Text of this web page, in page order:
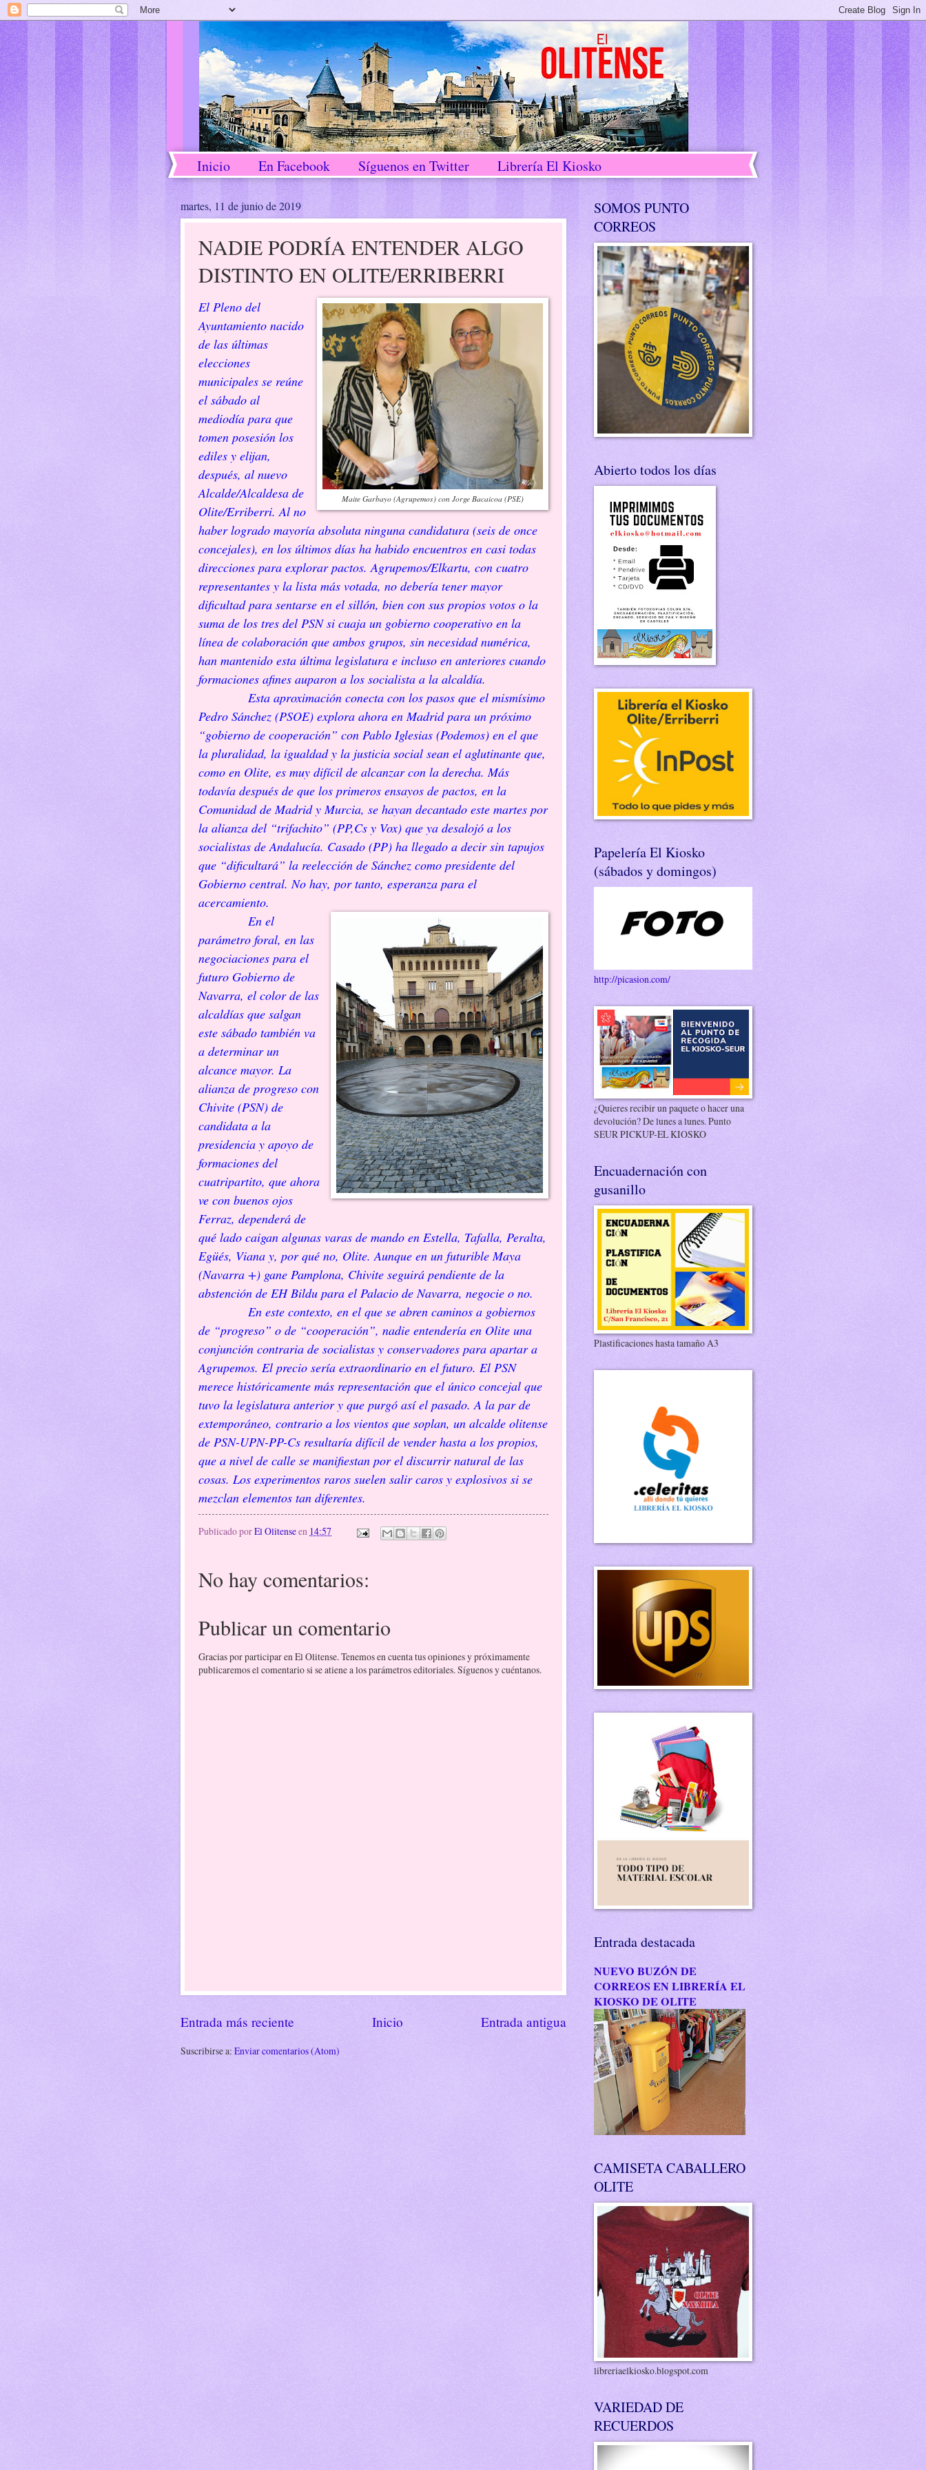
Inicio En Facebook Síguenos en Twitter Librería El Kiosko
martes, 11 de junio de 2019
NADIE PODRÍA ENTENDER ALGO
DISTINTO EN OLITE/ERRIBERRI
Maite Garbayo (Agrupemos) con Jorge Bacaicoa (PSE)
El Pleno del
Ayuntamiento nacido
de las últimas
elecciones
municipales se reúne
el sábado al
mediodía para que
tomen posesión los
ediles y elijan,
después, al nuevo
Alcalde/Alcaldesa de
Olite/Erriberri. Al no
haber logrado mayoría absoluta ninguna candidatura (seis de once
concejales), en los últimos días ha habido encuentros en casi todas
direcciones para explorar pactos. Agrupemos/Elkartu, con cuatro
representantes y la lista más votada, no debería tener mayor
dificultad para sentarse en el sillón, bien con sus propios votos o la
suma de los tres del PSN si cuaja un gobierno cooperativo en la
línea de colaboración que ambos grupos, sin necesidad numérica,
han mantenido esta última legislatura e incluso en anteriores cuando
formaciones afines auparon a los socialista a la alcaldía.
Esta aproximación conecta con los pasos que el mismísimo
Pedro Sánchez (PSOE) explora ahora en Madrid para un próximo
“gobierno de cooperación” con Pablo Iglesias (Podemos) en el que
la pluralidad, la igualdad y la justicia social sean el aglutinante que,
como en Olite, es muy difícil de alcanzar con la derecha. Más
todavía después de que los primeros ensayos de pactos, en la
Comunidad de Madrid y Murcia, se hayan decantado este martes por
la alianza del “trifachito” (PP,Cs y Vox) que ya desalojó a los
socialistas de Andalucía. Casado (PP) ha llegado a decir sin tapujos
que “dificultará” la reelección de Sánchez como presidente del
Gobierno central. No hay, por tanto, esperanza para el
acercamiento.
En el
parámetro foral, en las
negociaciones para el
futuro Gobierno de
Navarra, el color de las
alcaldías que salgan
este sábado también va
a determinar un
alcance mayor. La
alianza de progreso con
Chivite (PSN) de
candidata a la
presidencia y apoyo de
formaciones del
cuatripartito, que ahora
ve con buenos ojos
Ferraz, dependerá de
qué lado caigan algunas varas de mando en Estella, Tafalla, Peralta,
Egüés, Viana y, por qué no, Olite. Aunque en un futurible Maya
(Navarra +) gane Pamplona, Chivite seguirá pendiente de la
abstención de EH Bildu para el Palacio de Navarra, negocie o no.
En este contexto, en el que se abren caminos a gobiernos
de “progreso” o de “cooperación”, nadie entendería en Olite una
conjunción contraria de socialistas y conservadores para apartar a
Agrupemos. El precio sería extraordinario en el futuro. El PSN
merece históricamente más representación que el único concejal que
tuvo la legislatura anterior y que purgó así el pasado. A la par de
extemporáneo, contrario a los vientos que soplan, un alcalde olitense
de PSN-UPN-PP-Cs resultaría difícil de vender hasta a los propios,
que a nivel de calle se manifiestan por el discurrir natural de las
cosas. Los experimentos raros suelen salir caros y explosivos si se
mezclan elementos tan diferentes.
Publicado porEl Olitenseen 14:57
No hay comentarios:
Publicar un comentario
Gracias por participar en El Olitense. Tenemos en cuenta tus opiniones y próximamente
publicaremos el comentario si se atiene a los parámetros editoriales. Síguenos y cuéntanos.
Entrada más reciente Entrada antigua
Inicio
Suscribirse a: Enviar comentarios (Atom)
SOMOS PUNTO
CORREOS
Abierto todos los días
Papelería El Kiosko
(sábados y domingos)
http://picasion.com/
¿Quieres recibir un paquete o hacer una
devolución? De lunes a lunes. Punto
SEUR PICKUP-EL KIOSKO
Encuadernación con
gusanillo
Plastificaciones hasta tamaño A3
Entrada destacada
NUEVO BUZÓN DE
CORREOS EN LIBRERÍA EL
KIOSKO DE OLITE
CAMISETA CABALLERO
OLITE
libreriaelkiosko.blogspot.com
VARIEDAD DE
RECUERDOS